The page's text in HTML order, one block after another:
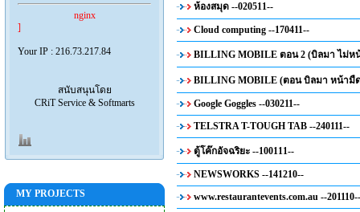
nginx
]
Your IP : 216.73.217.84
สนับสนุนโดย
CRiT Service & Softmarts
MY PROJECTS
ห้องสมุด --020511--
Cloud computing --170411--
BILLING MOBILE ตอน 2 (บิลมา ไม่หน้
BILLING MOBILE (ตอน บิลมา หน้ามืด
Google Goggles --030211--
TELSTRA T-TOUGH TAB --240111--
ตู้โค๊กอัจฉริยะ --100111--
NEWSWORKS --141210--
www.restaurantevents.com.au --201110--